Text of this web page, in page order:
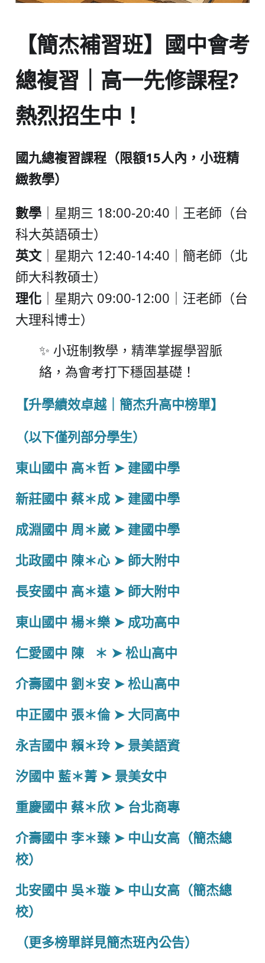
【簡杰補習班】國中會考
總複習｜高一先修課程?
熱烈招生中！
國九總複習課程（限額15人內，小班精
緻教學）
數學 ｜星期三 18:00-20:40｜王老師（台
科大英語碩士）
英文 ｜星期六 12:40-14:40｜簡老師（北
師大科教碩士）
理化 ｜星期六 09:00-12:00｜汪老師（台
大理科博士）
✨ 小班制教學，精準掌握學習脈
絡，為會考打下穩固基礎！
【升學績效卓越｜簡杰升高中榜單】
（以下僅列部分學生）
東山國中 高＊哲 ➤ 建國中學
新莊國中 蔡＊成 ➤ 建國中學
成淵國中 周＊崴 ➤ 建國中學
北政國中 陳＊心 ➤ 師大附中
長安國中 高＊遠 ➤ 師大附中
東山國中 楊＊樂 ➤ 成功高中
仁愛國中 陳 ＊ ➤ 松山高中
介壽國中 劉＊安 ➤ 松山高中
中正國中 張＊倫 ➤ 大同高中
永吉國中 賴＊玲 ➤ 景美語資
汐國中 藍＊菁 ➤ 景美女中
重慶國中 蔡＊欣 ➤ 台北商專
介壽國中 李＊臻 ➤ 中山女高（簡杰總
校）
北安國中 吳＊璇 ➤ 中山女高（簡杰總
校）
（更多榜單詳見簡杰班內公告）